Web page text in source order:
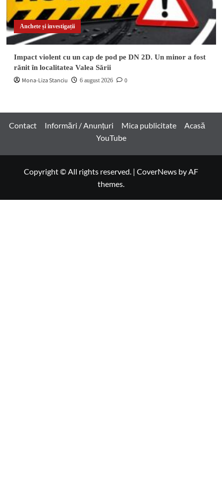
Anchete și investigații
Impact violent cu un cap de pod pe DN 2D. Un minor a fost
rănit în localitatea Valea Sării
Mona-Liza Stanciu 6 august 2026 0
Contact Informări / Anunțuri Mica publicitate
Acasă
YouTube
Copyright © All rights reserved. | CoverNews by AF
themes.